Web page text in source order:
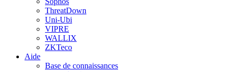
ThreatDown
Uni-Ubi
VIPRE
WALLIX
ZKTeco
Aide
Base de connaissances